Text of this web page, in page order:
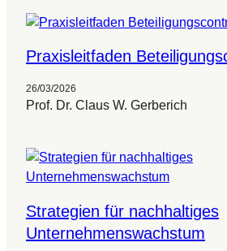
Praxisleitfaden
26/03/2026
Prof. Dr. Claus W. Gerberich
Strategien für nachhaltiges
Unternehmenswachstum